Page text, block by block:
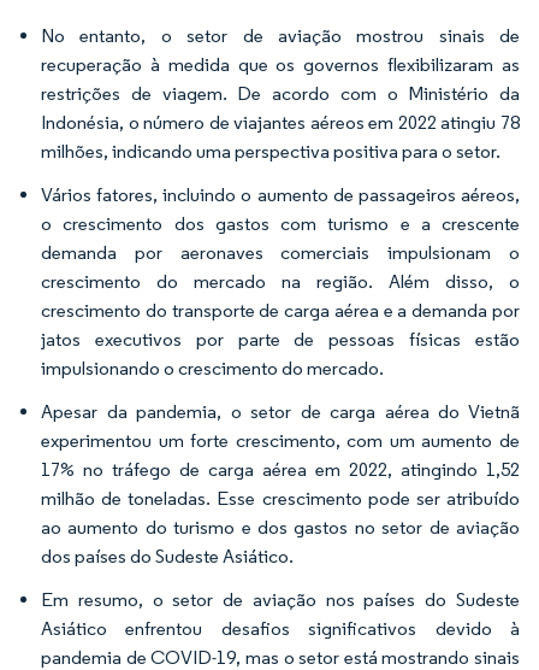
No entanto, o setor de aviação mostrou sinais de
recuperação à medida que os governos flexibilizaram as
restrições de viagem. De acordo com o Ministério da
Indonésia, o número de viajantes aéreos em 2022 atingiu 78
milhões, indicando uma perspectiva positiva para o setor.
Vários fatores, incluindo o aumento de passageiros aéreos,
o crescimento dos gastos com turismo e a crescente
demanda por aeronaves comerciais impulsionam o
crescimento do mercado na região. Além disso, o
crescimento do transporte de carga aérea e a demanda por
jatos executivos por parte de pessoas físicas estão
impulsionando o crescimento do mercado.
Apesar da pandemia, o setor de carga aérea do Vietnã
experimentou um forte crescimento, com um aumento de
17% no tráfego de carga aérea em 2022, atingindo 1,52
milhão de toneladas. Esse crescimento pode ser atribuído
ao aumento do turismo e dos gastos no setor de aviação
dos países do Sudeste Asiático.
Em resumo, o setor de aviação nos países do Sudeste
Asiático enfrentou desafios significativos devido à
pandemia de COVID-19, mas o setor está mostrando sinais